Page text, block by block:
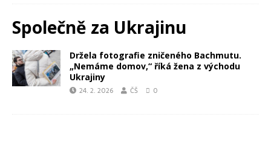
Společně za Ukrajinu
Držela fotografie zničeného Bachmutu.
„Nemáme domov,“ říká žena z východu
Ukrajiny
24. 2. 2026 ČŠ 0